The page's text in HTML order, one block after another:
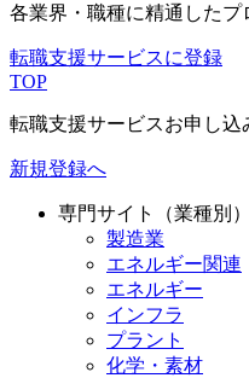
各業界・職種に精通したプ
転職支援サービスに登録
TOP
転職支援サービスお申し込
新規登録へ
専門サイト（業種別）
製造業
エネルギー関連
エネルギー
インフラ
プラント
化学・素材